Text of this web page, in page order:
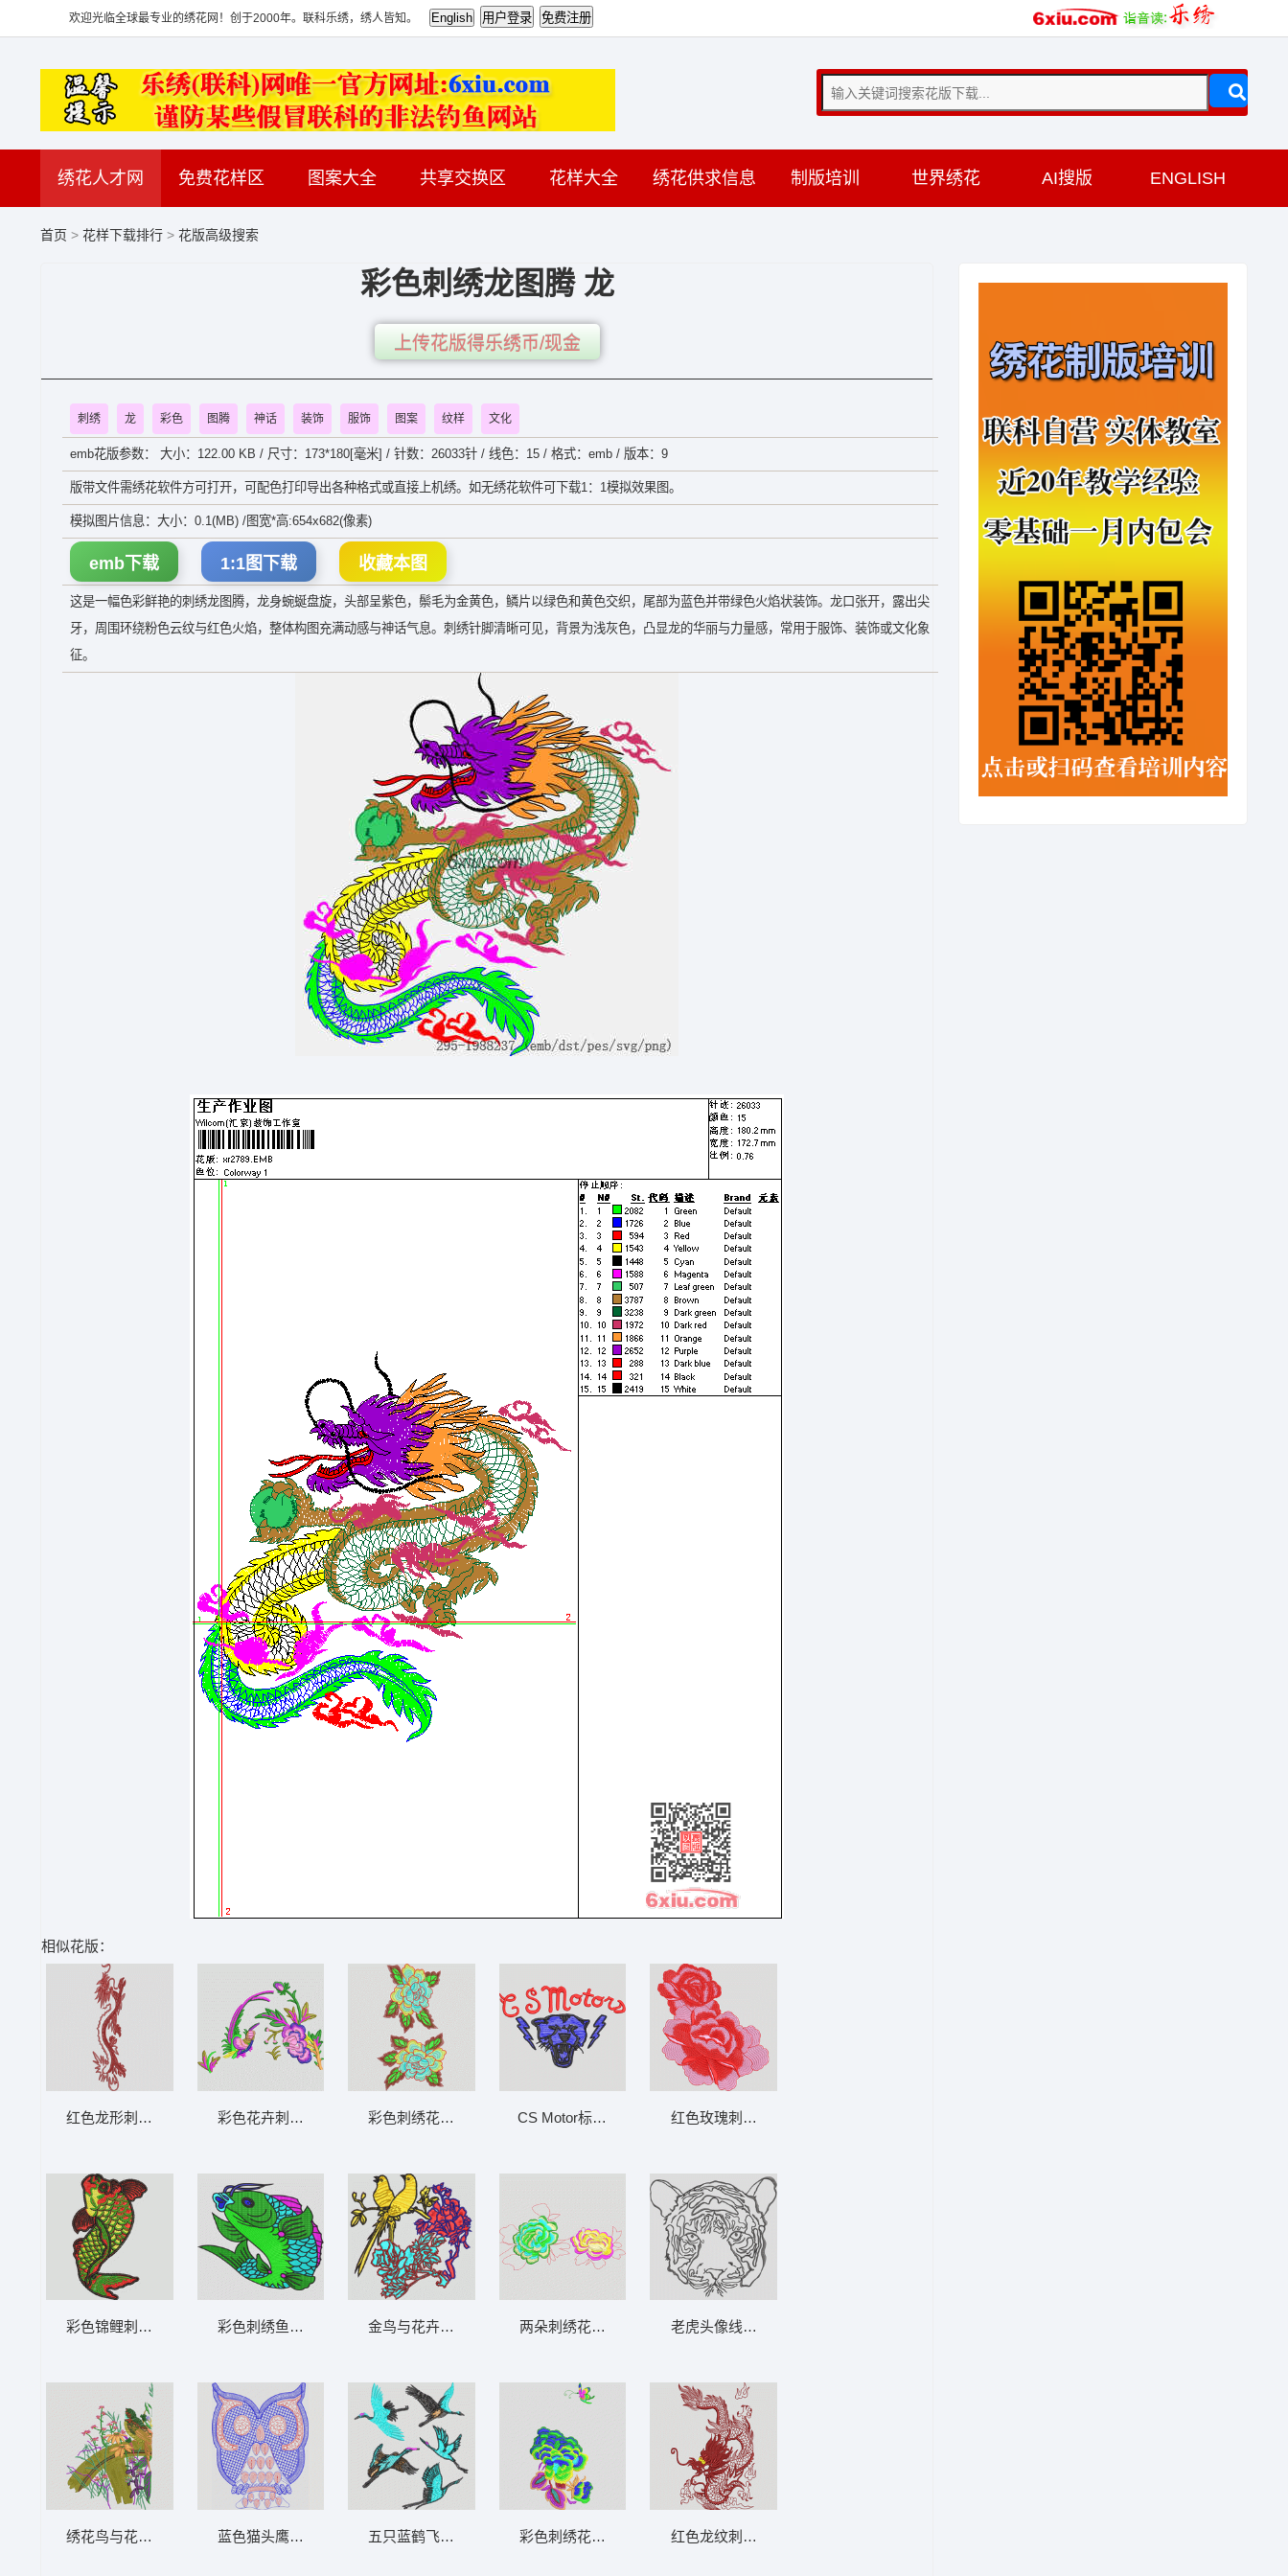
欢迎光临全球最专业的绣花网！创于2000年。联科乐绣，绣人皆知。
绣花人才网 免费花样区 图案大全 共享交换区 花样大全 绣花供求信息 制版培训 世界绣花 AI搜版 ENGLISH
首页 > 花样下载排行 > 花版高级搜索
彩色刺绣龙图腾 龙
上传花版得乐绣币/现金
刺绣 龙 彩色 图腾 神话 装饰 服饰 图案 纹样 文化
emb花版参数： 大小：122.00 KB / 尺寸：173*180[毫米] / 针数：26033针 / 线色：15 / 格式：emb / 版本：9
版带文件需绣花软件方可打开，可配色打印导出各种格式或直接上机绣。如无绣花软件可下载1：1模拟效果图。
模拟图片信息：大小：0.1(MB) /图宽*高:654x682(像素)
emb下载 1:1图下载 收藏本图
这是一幅色彩鲜艳的刺绣龙图腾，龙身蜿蜒盘旋，头部呈紫色，鬃毛为金黄色，鳞片以绿色和黄色交织，尾部为蓝色并带绿色火焰状装饰。龙口张开，露出尖
牙，周围环绕粉色云纹与红色火焰，整体构图充满动感与神话气息。刺绣针脚清晰可见，背景为浅灰色，凸显龙的华丽与力量感，常用于服饰、装饰或文化象
征。
相似花版：
红色龙形刺绣图案 龙
彩色锦鲤刺绣图案 鲤鱼
绣花鸟与花卉图案 鸟
彩色花卉刺绣图案 鸟
彩色刺绣鱼图案 鲤鱼
蓝色猫头鹰刺绣图案 猫头鹰
彩色刺绣花卉图案 靓花
金鸟与花卉刺绣图案 鸟 靓花
五只蓝鹤飞行图案 鹤
CS Motor标志设计 豹
两朵刺绣花卉图案 靓花
彩色刺绣花卉与蝴蝶图案 靓花
红色玫瑰刺绣图案 靓花
老虎头像线描图 虎头
红色龙纹刺绣图案 龙